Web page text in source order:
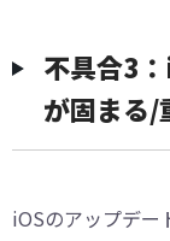
不具合3
が固まる/
iOSのアップデー